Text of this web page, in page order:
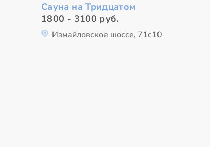
Сауна на Тридцатом
1800 - 3100 руб.
Измайловское шоссе, 71с10